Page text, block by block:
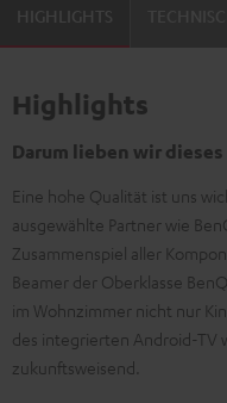
HIGHLIGHTS
Highlights
Darum lieben wir
Eine hohe Qualität ist uns
ausgewählte Partner wie
Zusammenspiel aller
Beamer der Oberklasse
im Wohnzimmer nicht nur
des integrierten Android-TV
zukunftsweisend.